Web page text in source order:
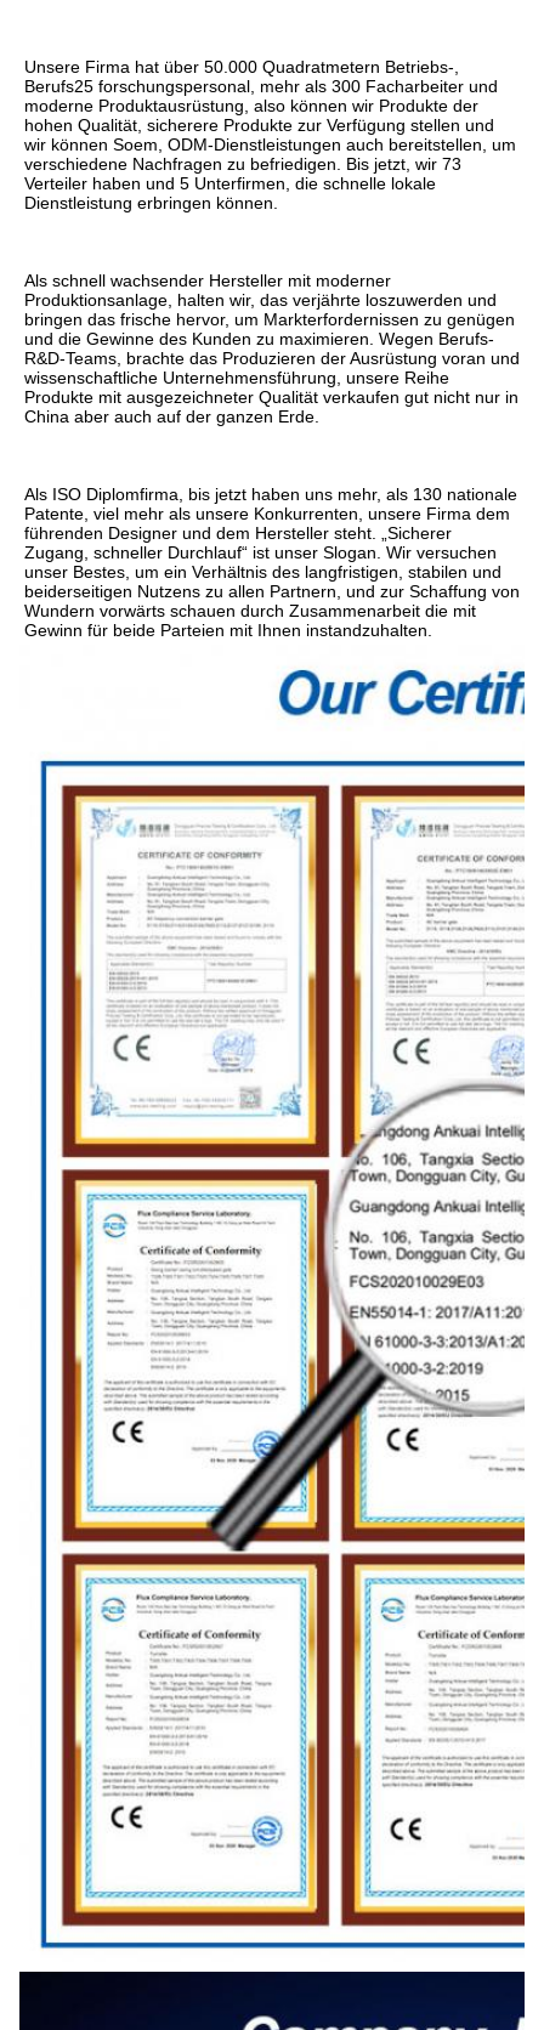
Unsere Firma hat über 50.000 Quadratmetern Betriebs-,
Berufs25 forschungspersonal, mehr als 300 Facharbeiter und
moderne Produktausrüstung, also können wir Produkte der
hohen Qualität, sicherere Produkte zur Verfügung stellen und
wir können Soem, ODM-Dienstleistungen auch bereitstellen, um
verschiedene Nachfragen zu befriedigen. Bis jetzt, wir 73
Verteiler haben und 5 Unterfirmen, die schnelle lokale
Dienstleistung erbringen können.
Als schnell wachsender Hersteller mit moderner
Produktionsanlage, halten wir, das verjährte loszuwerden und
bringen das frische hervor, um Markterfordernissen zu genügen
und die Gewinne des Kunden zu maximieren. Wegen Berufs-
R&D-Teams, brachte das Produzieren der Ausrüstung voran und
wissenschaftliche Unternehmensführung, unsere Reihe
Produkte mit ausgezeichneter Qualität verkaufen gut nicht nur in
China aber auch auf der ganzen Erde.
Als ISO Diplomfirma, bis jetzt haben uns mehr, als 130 nationale
Patente, viel mehr als unsere Konkurrenten, unsere Firma dem
führenden Designer und dem Hersteller steht. „Sicherer
Zugang, schneller Durchlauf“ ist unser Slogan. Wir versuchen
unser Bestes, um ein Verhältnis des langfristigen, stabilen und
beiderseitigen Nutzens zu allen Partnern, und zur Schaffung von
Wundern vorwärts schauen durch Zusammenarbeit die mit
Gewinn für beide Parteien mit Ihnen instandzuhalten.